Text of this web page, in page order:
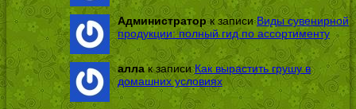
Администраторк записиВиды сувенирной
продукции: полный гид по ассортименту
аллак записиКак вырастить грушу в
домашних условиях